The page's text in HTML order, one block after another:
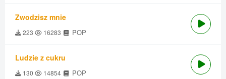
Zwodzisz mnie
223 16283 POP
Ludzie z cukru
130 14854 POP